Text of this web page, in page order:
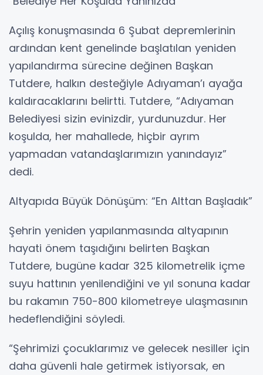
Açılış konuşmasında 6 Şubat depremlerinin
ardından kent genelinde başlatılan yeniden
yapılandırma sürecine değinen Başkan
Tutdere, halkın desteğiyle Adıyaman’ı ayağa
kaldıracaklarını belirtti. Tutdere, “Adıyaman
Belediyesi sizin evinizdir, yurdunuzdur. Her
koşulda, her mahallede, hiçbir ayrım
yapmadan vatandaşlarımızın yanındayız”
dedi.
Altyapıda Büyük Dönüşüm: “En Alttan Başladık”
Şehrin yeniden yapılanmasında altyapının
hayati önem taşıdığını belirten Başkan
Tutdere, bugüne kadar 325 kilometrelik içme
suyu hattının yenilendiğini ve yıl sonuna kadar
bu rakamın 750-800 kilometreye ulaşmasının
hedeflendiğini söyledi.
“Şehrimizi çocuklarımız ve gelecek nesiller için
daha güvenli hale getirmek istiyorsak, en